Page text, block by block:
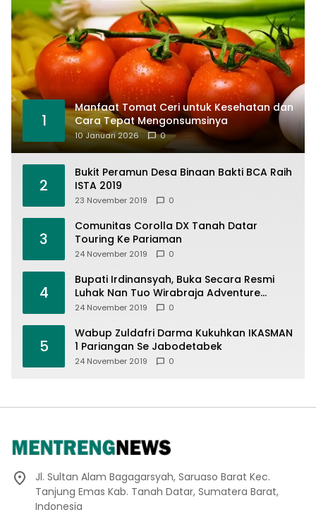
1
Manfaat Tomat Ceri untuk Kesehatan dan
Cara Tepat Mengonsumsinya
10 Januari 2026 0
2
Bukit Peramun Desa Binaan Bakti BCA Raih
ISTA 2019
23 November 2019 0
3
Comunitas Corolla DX Tanah Datar
Touring Ke Pariaman
24 November 2019 0
4
Bupati Irdinansyah, Buka Secara Resmi
Luhak Nan Tuo Wirabraja Adventure
Offroad 2019
24 November 2019 0
5
Wabup Zuldafri Darma Kukuhkan IKASMAN
1 Pariangan Se Jabodetabek
24 November 2019 0
Jl. Sultan Alam Bagagarsyah, Saruaso Barat Kec.
Tanjung Emas Kab. Tanah Datar, Sumatera Barat,
Indonesia